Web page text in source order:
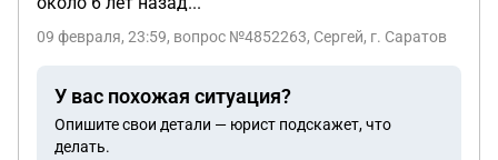
09 февраля, 23:59, вопрос №4852263, Сергей, г. Саратов
У вас похожая ситуация?
Опишите свои детали — юрист подскажет, что
делать.